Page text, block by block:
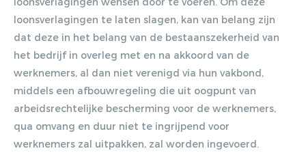
loonsverlagingen te laten slagen, kan van belang zijn
dat deze in het belang van de bestaanszekerheid van
het bedrijf in overleg met en na akkoord van de
werknemers, al dan niet verenigd via hun vakbond,
middels een afbouwregeling die uit oogpunt van
arbeidsrechtelijke bescherming voor de werknemers,
qua omvang en duur niet te ingrijpend voor
werknemers zal uitpakken, zal worden ingevoerd.